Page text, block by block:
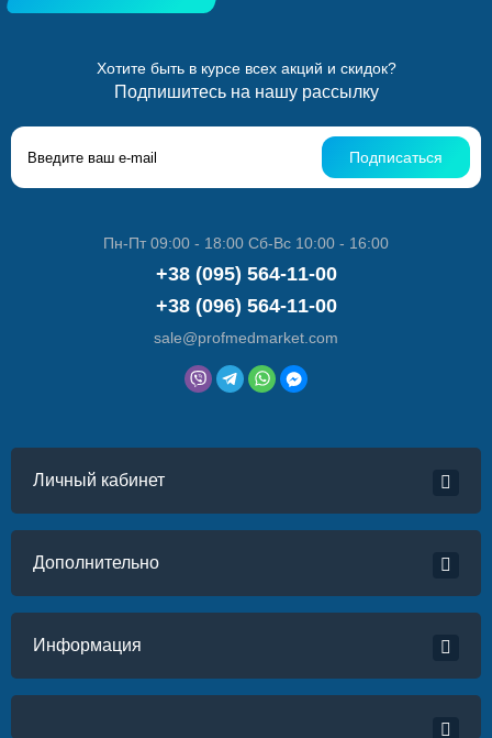
Хотите быть в курсе всех акций и скидок?
Подпишитесь на нашу рассылку
Подписаться
Пн-Пт 09:00 - 18:00 Сб-Вс 10:00 - 16:00
+38 (095) 564-11-00
+38 (096) 564-11-00
sale@profmedmarket.com
Личный кабинет
Дополнительно
Информация